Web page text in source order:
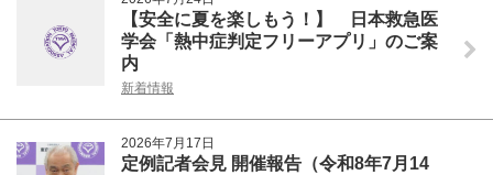
【安全に夏を楽しもう！】 日本救急医
学会「熱中症判定フリーアプリ」のご案
内
新着情報
2026年7月17日
定例記者会見 開催報告（令和8年7月14